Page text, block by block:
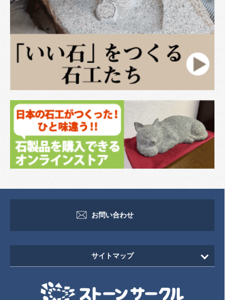
お問い合わせ
サイトマップ
HOME